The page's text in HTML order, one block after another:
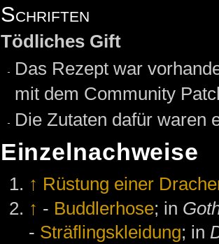
Schriften
Tödliches Gift
Das Rezept war
mit dem Community
Die Zutaten dafür waren
Einzelnachweise
↑ Rüstung einer
↑ - Buddlerhose; in
- Sträflingskleidung; in